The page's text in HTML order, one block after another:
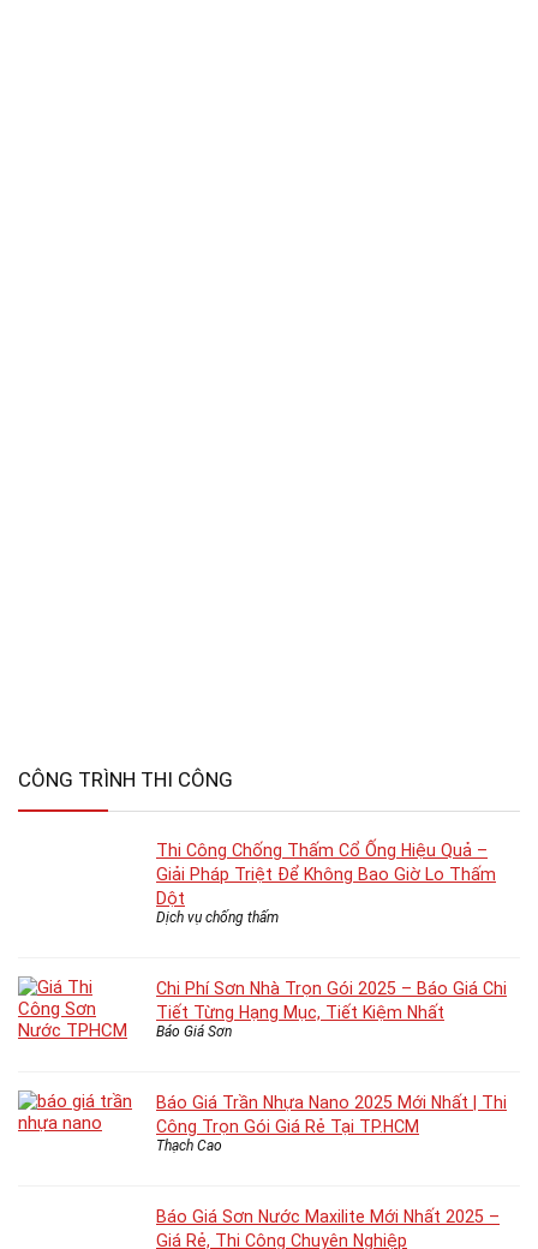
CÔNG TRÌNH THI CÔNG
Thi Công Chống Thấm Cổ Ống Hiệu Quả –
Giải Pháp Triệt Để Không Bao Giờ Lo Thấm
Dột
Dịch vụ chống thấm
Chi Phí Sơn Nhà Trọn Gói 2025 – Báo Giá Chi
Tiết Từng Hạng Mục, Tiết Kiệm Nhất
Báo Giá Sơn
Báo Giá Trần Nhựa Nano 2025 Mới Nhất | Thi
Công Trọn Gói Giá Rẻ Tại TP.HCM
Thạch Cao
Báo Giá Sơn Nước Maxilite Mới Nhất 2025 –
Giá Rẻ, Thi Công Chuyên Nghiệp